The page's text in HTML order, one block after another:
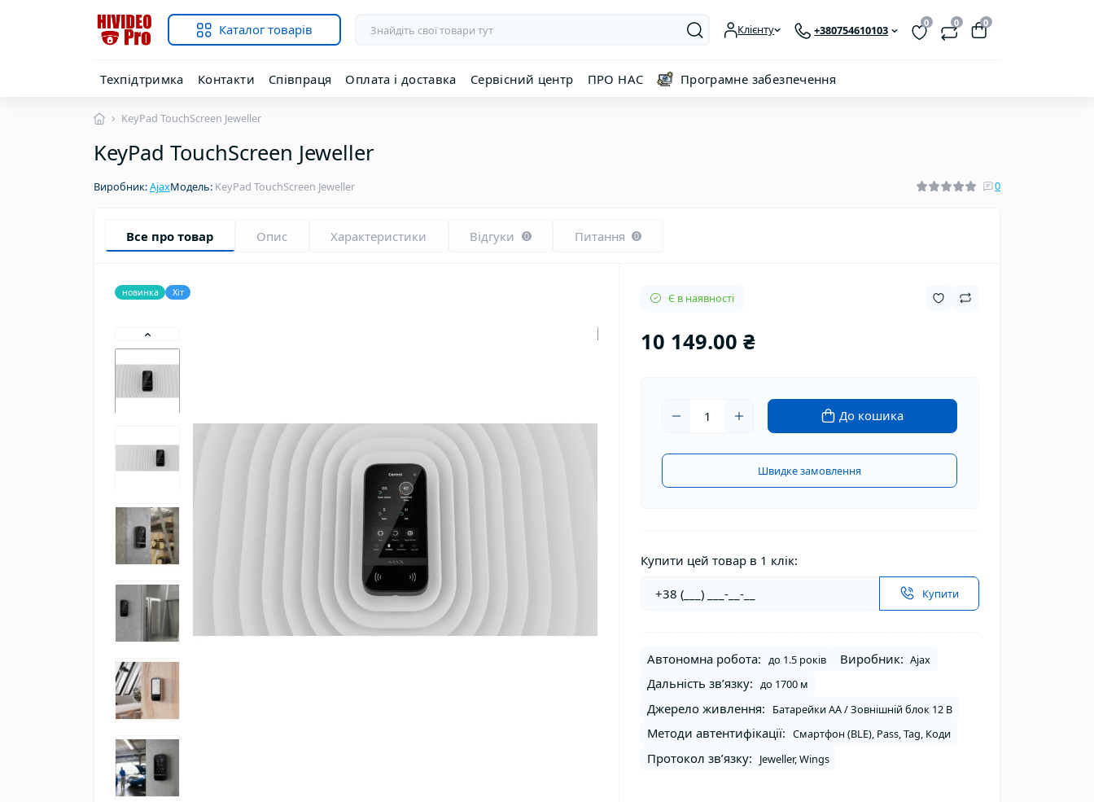
Каталог товарів Клієнту +380754610103
0 0 0
Техпідтримка Контакти Співпраця Оплата і доставка Сервісний центр ПРО НАС Програмне забезпечення
KeyPad TouchScreen Jeweller
KeyPad TouchScreen Jeweller
Виробник:AjaxМодель: KeyPad TouchScreen Jeweller 0
Все про товар Опис Характеристики Відгуки 0 Питання 0
новинка Хіт Є в наявності
10 149.00 ₴
До кошика
Швидке замовлення
Купити цей товар в 1 клік:
Купити
Автономна робота: до 1.5 років Виробник: Ajax
Дальність звʼязку: до 1700 м
Джерело живлення: Батарейки AA / Зовнішній блок 12 В
Методи автентифікації: Смартфон (BLE), Pass, Tag, Коди
Протокол зв’язку: Jeweller, Wings